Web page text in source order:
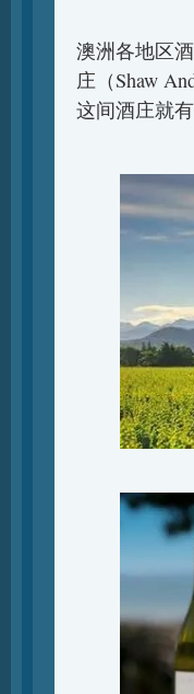
澳洲各地区
庄（Shaw
这间酒庄就